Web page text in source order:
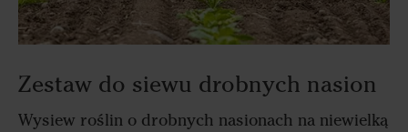
Zestaw do siewu drobnych nasion
Wysiew roślin o drobnych nasionach na niewielką